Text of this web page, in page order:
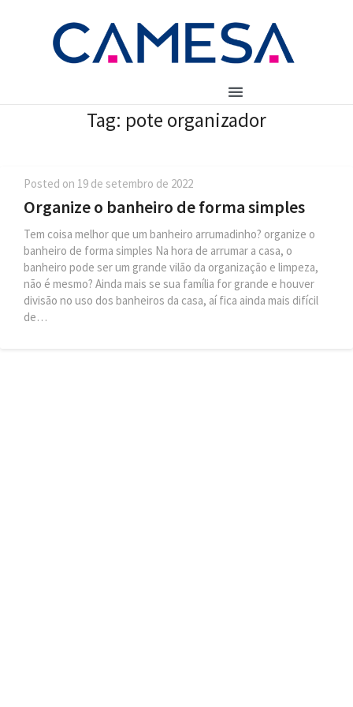
Tag: pote organizador
Posted on 19 de setembro de 2022
Organize o banheiro de forma simples
Tem coisa melhor que um banheiro arrumadinho? organize o
banheiro de forma simples Na hora de arrumar a casa, o
banheiro pode ser um grande vilão da organização e limpeza,
não é mesmo? Ainda mais se sua família for grande e houver
divisão no uso dos banheiros da casa, aí fica ainda mais difícil
de…